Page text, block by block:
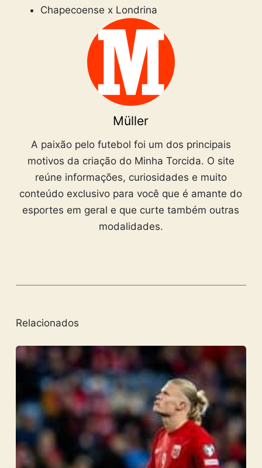
Chapecoense x Londrina
Müller
A paixão pelo futebol foi um dos principais
motivos da criação do Minha Torcida. O site
reúne informações, curiosidades e muito
conteúdo exclusivo para você que é amante do
esportes em geral e que curte também outras
modalidades.
Relacionados